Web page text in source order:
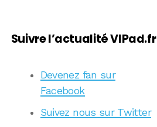
Suivre l’actualité VIPad.fr
Devenez fan sur
Facebook
Suivez nous sur Twitter